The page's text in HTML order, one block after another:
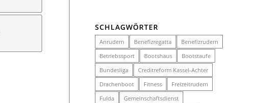
SCHLAGWÖRTER
Anrudern Benefizregatta
Benefizrudern
Betriebssport
Bootshaus
Bootstaufe
Bundesliga
Creditreform Kassel-Achter
Drachenboot
Fitness
Freizeitrudern
Fulda
Gemeinschaftsdienst